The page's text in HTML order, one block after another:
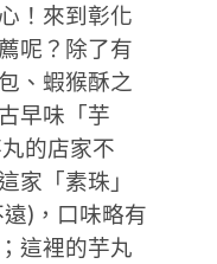
！來到彰化
呢？除了有
、蝦猴酥之
早味「芋
的店家不
家「素珠」
)，口味略有
這裡的芋丸